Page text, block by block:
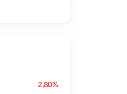
2,80%